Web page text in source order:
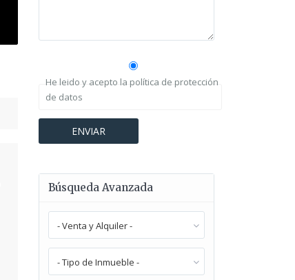
He leido y acepto la política de protección
de datos
Búsqueda Avanzada
- Venta y Alquiler -
- Tipo de Inmueble -